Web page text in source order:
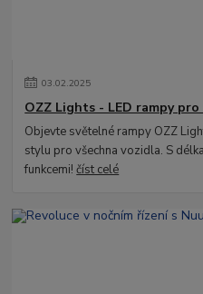
03.02.2025
OZZ Lights - LED rampy
Objevte světelné rampy OZZ
stylu pro všechna vozidla. S
funkcemi!číst celé